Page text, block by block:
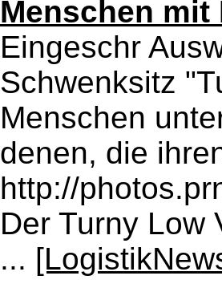
Menschen
Eingeschr
Schwenksitz
Menschen
denen, die
http://
Der Turny Low
...